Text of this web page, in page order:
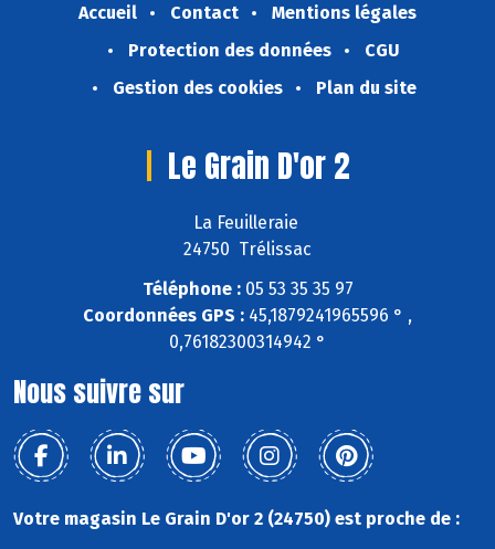
Accueil Contact
Mentions légales
Protection des données
CGU
Gestion des cookies
Plan du site
Le Grain D'or 2
La Feuilleraie
24750 Trélissac
Téléphone :05 53 35 35 97
Coordonnées GPS : 45,1879241965596 ° ,
0,76182300314942 °
Nous suivre sur
Votre magasin Le Grain D'or 2 (24750) est proche de :